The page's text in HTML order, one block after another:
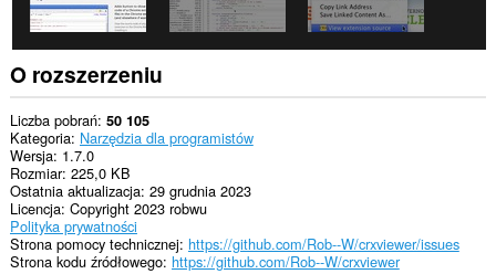
rozszerzenie
może
uzyskać
dostęp
do
kart
i
Twojej
aktywności.
O rozszerzeniu
Liczba pobrań 50 105
Kategoria Narzędzia dla programistów
Wersja 1.7.0
Rozmiar 225,0 KB
Ostatnia aktualizacja 29 grudnia 2023
Licencja Copyright 2023 robwu
Polityka prywatności
Strona pomocy technicznej https://github.com/Rob--W/crxviewer/issues
Strona kodu źródłowego https://github.com/Rob--W/crxviewer